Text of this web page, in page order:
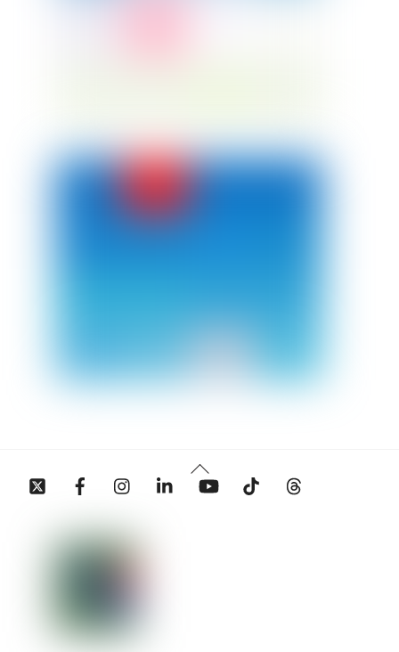
Back
To
Twitter Facebook InstagramLinkedin YouTube Tiktok